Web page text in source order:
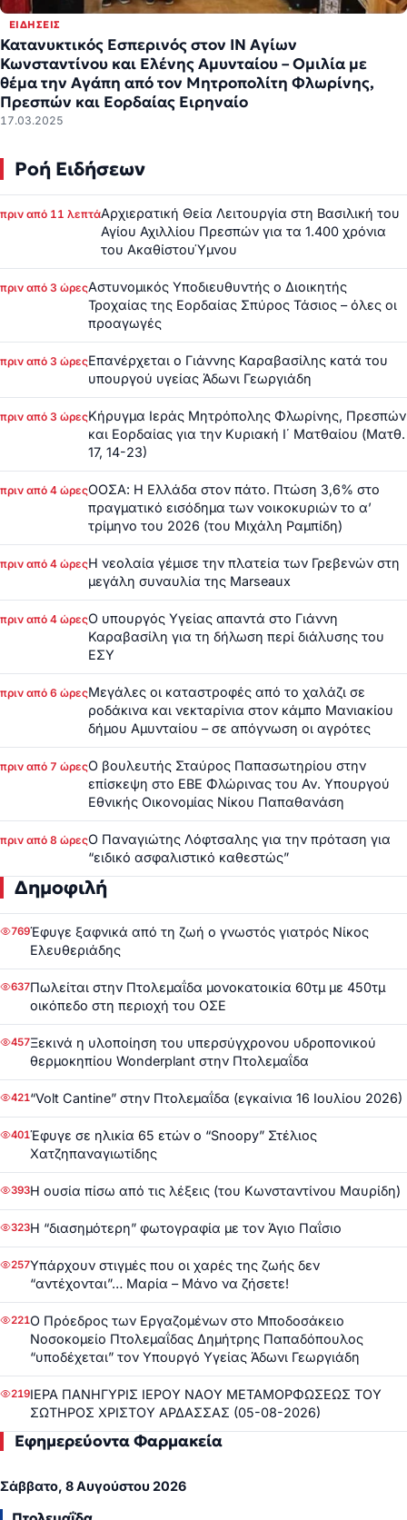
ΕΙΔΉΣΕΙΣ
Κατανυκτικός Εσπερινός στον ΙΝ Αγίων
Κωνσταντίνου και Ελένης Αμυνταίου – Ομιλία με
θέμα την Αγάπη από τον Μητροπολίτη Φλωρίνης,
Πρεσπών και Εορδαίας Ειρηναίο
17.03.2025
Ροή Ειδήσεων
πριν από 11 λεπτάΑρχιερατική Θεία Λειτουργία στη Βασιλική του
Αγίου Αχιλλίου Πρεσπών για τα 1.400 χρόνια
του ΑκαθίστουΎμνου
πριν από 3 ώρεςΑστυνομικός Υποδιευθυντής ο Διοικητής
Τροχαίας της Εορδαίας Σπύρος Τάσιος – όλες οι
προαγωγές
πριν από 3 ώρεςΕπανέρχεται ο Γιάννης Καραβασίλης κατά του
υπουργού υγείας Άδωνι Γεωργιάδη
πριν από 3 ώρεςΚήρυγμα Ιεράς Μητρόπολης Φλωρίνης, Πρεσπών
και Εορδαίας για την Κυριακή Ι΄ Ματθαίου (Ματθ.
17, 14-23)
πριν από 4 ώρεςΟΟΣΑ: Η Ελλάδα στον πάτο. Πτώση 3,6% στο
πραγματικό εισόδημα των νοικοκυριών το α’
τρίμηνο του 2026 (του Μιχάλη Ραμπίδη)
πριν από 4 ώρεςΗ νεολαία γέμισε την πλατεία των Γρεβενών στη
μεγάλη συναυλία της Marseaux
πριν από 4 ώρεςΟ υπουργός Υγείας απαντά στο Γιάννη
Καραβασίλη για τη δήλωση περί διάλυσης του
ΕΣΥ
πριν από 6 ώρεςΜεγάλες οι καταστροφές από το χαλάζι σε
ροδάκινα και νεκταρίνια στον κάμπο Μανιακίου
δήμου Αμυνταίου – σε απόγνωση οι αγρότες
πριν από 7 ώρεςΟ βουλευτής Σταύρος Παπασωτηρίου στην
επίσκεψη στο ΕΒΕ Φλώρινας του Αν. Υπουργού
Εθνικής Οικονομίας Νίκου Παπαθανάση
πριν από 8 ώρεςΟ Παναγιώτης Λόφτσαλης για την πρόταση για
“ειδικό ασφαλιστικό καθεστώς”
Δημοφιλή
769Έφυγε ξαφνικά από τη ζωή ο γνωστός γιατρός Νίκος
Ελευθεριάδης
637Πωλείται στην Πτολεμαΐδα μονοκατοικία 60τμ με 450τμ
οικόπεδο στη περιοχή του ΟΣΕ
457Ξεκινά η υλοποίηση του υπερσύγχρονου υδροπονικού
θερμοκηπίου Wonderplant στην Πτολεμαΐδα
421“Volt Cantine” στην Πτολεμαΐδα (εγκαίνια 16 Ιουλίου 2026)
401Έφυγε σε ηλικία 65 ετών ο “Snoopy” Στέλιος
Χατζηπαναγιωτίδης
393Η ουσία πίσω από τις λέξεις (του Κωνσταντίνου Μαυρίδη)
323Η “διασημότερη” φωτογραφία με τον Άγιο Παΐσιο
257Υπάρχουν στιγμές που οι χαρές της ζωής δεν
“αντέχονται”… Μαρία – Μάνο να ζήσετε!
221Ο Πρόεδρος των Εργαζομένων στο Μποδοσάκειο
Νοσοκομείο Πτολεμαΐδας Δημήτρης Παπαδόπουλος
“υποδέχεται” τον Υπουργό Υγείας Άδωνι Γεωργιάδη
219ΙΕΡΑ ΠΑΝΗΓΥΡΙΣ ΙΕΡΟΥ ΝΑΟΥ ΜΕΤΑΜΟΡΦΩΣΕΩΣ ΤΟΥ
ΣΩΤΗΡΟΣ ΧΡΙΣΤΟΥ ΑΡΔΑΣΣΑΣ (05-08-2026)
Εφημερεύοντα Φαρμακεία
Σάββατο, 8 Αυγούστου 2026